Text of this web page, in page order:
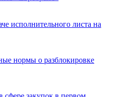
исполнительного листа на
нормы о разблокировке